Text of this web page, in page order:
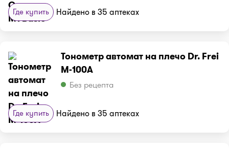
Где купить Найдено в 35 аптеках
Тонометр автомат на плечо Dr. Frei
М-100А
Без рецепта
Где купить Найдено в 35 аптеках